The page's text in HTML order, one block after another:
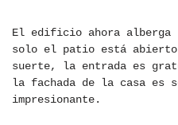
El edificio ahora
solo el patio está
suerte, la entrada es
la fachada de la casa es
impresionante.